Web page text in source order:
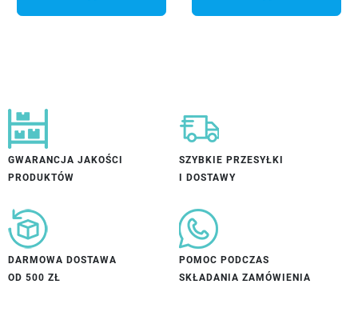
GWARANCJA JAKOŚCI
PRODUKTÓW
SZYBKIE PRZESYŁKI
I DOSTAWY
DARMOWA DOSTAWA
OD 500 ZŁ
POMOC PODCZAS
SKŁADANIA ZAMÓWIENIA